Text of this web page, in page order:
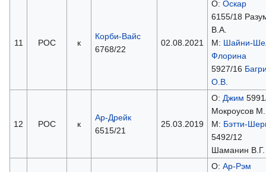
11 РОС к
Корби-Вайс
6768/22
02.08.2021
О: Оскар
6155/18
В.А.
М: Шайни-
Флорина
5927/16
О.В.
12 РОС к
Ар-Дрейк
6515/21
25.03.2019
О: Джим
Мокроусов
М: Бэтти-
5492/12
Шаманин В.Г.
О: Ар-Рэм